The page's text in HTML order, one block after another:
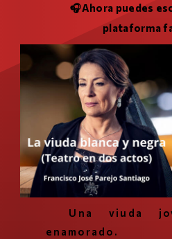
🎧Ahora puedes
plataforma
Una viuda
enamorado.